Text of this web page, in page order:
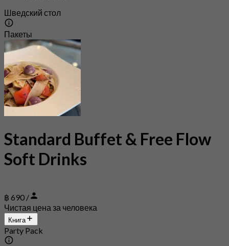
Шведский стол
Пакеты
Standard Buffet & Free Flow
Soft Drinks
฿ 690 /
Чистая цена за человека
Книга
Party Pack